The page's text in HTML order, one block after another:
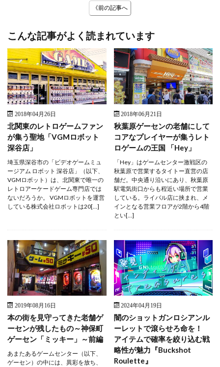
《前の記事へ
こんな記事がよく読まれています
2018年04月26日
北関東のレトロゲームファン
が集う聖地「VGMロボット
深谷店」
埼玉県深谷市の「ビデオゲームミュ
ージアム ロボット 深谷店」（以下、
VGMロボット）は、北関東で唯一の
レトロアーケードゲーム専門店では
ないだろうか。 VGMロボットを運営
している株式会社ロボットは20[…]
2018年06月21日
秋葉原ゲーセンの老舗にして
コアなプレイヤーが集うレト
ロゲームの王国 「Hey」
「Hey」はゲームセンター激戦区の
秋葉原で営業するタイトー直営の店
舗だ。中央通り沿いにあり、秋葉原
駅電気街口からも程近い場所で営業
している。ライバル店に挟まれ、メ
インとなる営業フロアが2階から4階
とい[…]
2019年08月16日
本の街を見守ってきた老舗ゲ
ーセンが残したもの～神保町
ゲーセン「ミッキー」～前編
あまたあるゲームセンター（以下、
ゲーセン）の中には、異彩を放ち、
2024年04月19日
闇のショットガンロシアンル
ーレットで滾らせろ命を！
アイテムで確率を絞り込む戦
略性が魅力『Buckshot
Roulette』